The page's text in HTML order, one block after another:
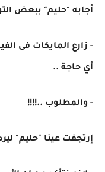
أجابه "حليم" ببعض
- زارع المايكات فى
أي حاجة ..
- والمطلوب ..!!!!
إرتجفت عينا "حليم"